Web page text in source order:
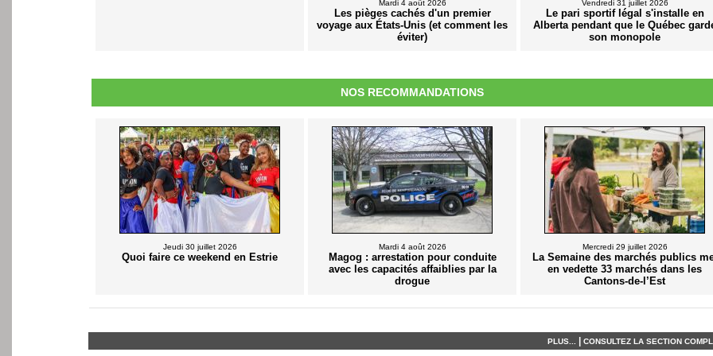
Mardi 4 août 2026
Les pièges cachés d'un premier
voyage aux États-Unis (et comment les
éviter)
Vendredi 31 juillet 2026
Le pari sportif légal s'installe en
Alberta pendant que le Québec
son monopole
NOS RECOMMANDATIONS
Jeudi 30 juillet 2026
Quoi faire ce weekend en Estrie
Mardi 4 août 2026
Magog : arrestation pour conduite
avec les capacités affaiblies par la
drogue
Mercredi 29 juillet 2026
La Semaine des marchés publics
en vedette 33 marchés dans les
Cantons-de-l’Est
PLUS... CONSULTEZ LA SECTION